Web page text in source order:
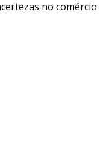
no comércio